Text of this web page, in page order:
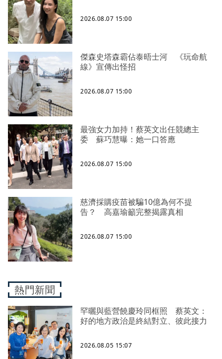
2026.08.07 15:00
傑森史塔森霸佔泰晤士河 《玩命航
線》宣傳出怪招
2026.08.07 15:00
最強女力加持！蔡英文出任競總主
委 蘇巧慧曝：她一口答應
2026.08.07 15:00
慈濟採購疫苗被騙10億為何不提
告？ 高嘉瑜籲完整揭露真相
2026.08.07 15:00
熱門新聞
罕曬與藍營饒慶玲同框照 蔡英文：
好的地方政治是終結對立、彼此接力
2026.08.05 15:07